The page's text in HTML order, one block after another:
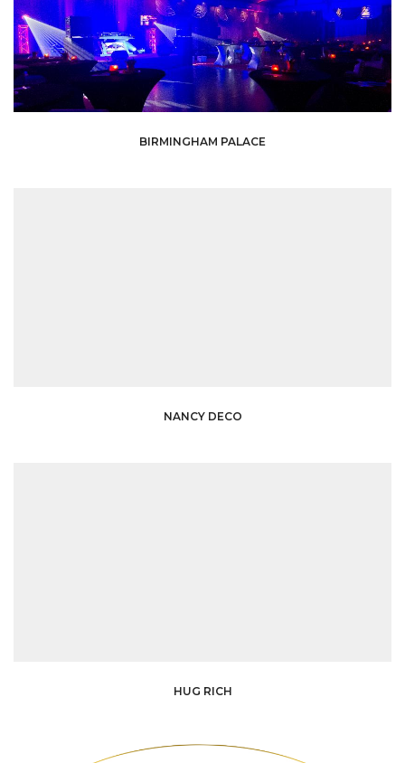
BIRMINGHAM PALACE
NANCY DECO
HUG RICH